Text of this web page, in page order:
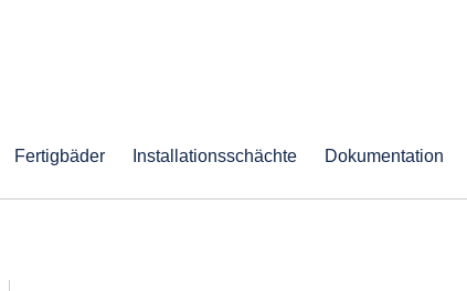
Fertigbäder Installationsschächte Dokumentation